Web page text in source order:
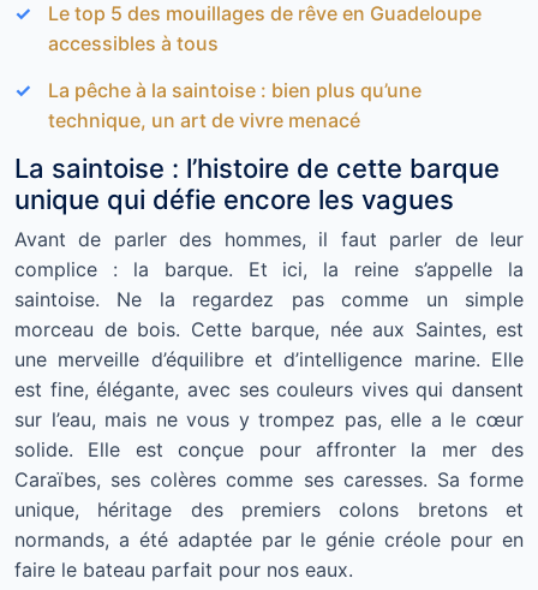
Le top 5 des mouillages de rêve en Guadeloupe
accessibles à tous
La pêche à la saintoise : bien plus qu’une
technique, un art de vivre menacé
La saintoise : l’histoire de cette barque
unique qui défie encore les vagues
Avant de parler des hommes, il faut parler de leur
complice : la barque. Et ici, la reine s’appelle la
saintoise. Ne la regardez pas comme un simple
morceau de bois. Cette barque, née aux Saintes, est
une merveille d’équilibre et d’intelligence marine. Elle
est fine, élégante, avec ses couleurs vives qui dansent
sur l’eau, mais ne vous y trompez pas, elle a le cœur
solide. Elle est conçue pour affronter la mer des
Caraïbes, ses colères comme ses caresses. Sa forme
unique, héritage des premiers colons bretons et
normands, a été adaptée par le génie créole pour en
faire le bateau parfait pour nos eaux.